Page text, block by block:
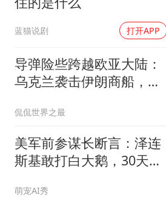
蓝猫说剧 打开APP
导弹险些跨越欧亚大陆：
乌克兰袭击伊朗商船，差
雷”
侃侃世界之最
美军前参谋长断言：泽连
斯基敢打白大鹅，30天内
萌宠AI秀